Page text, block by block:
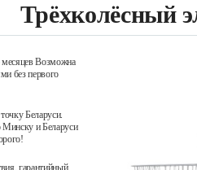
Трёхколёсный
месяцев Возможна
без первого
Беларуси.
Минску и Беларуси
гарантийный